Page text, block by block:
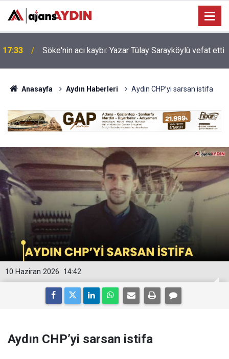
17:23
Nazilli'de motosiklet kazası: 16 yaşındaki Mustafa
vefat etti
Anasayfa Aydın Haberleri Aydın CHP’yi sarsan istifa
14:42
10 Haziran 2026
Aydın CHP’yi sarsan istifa